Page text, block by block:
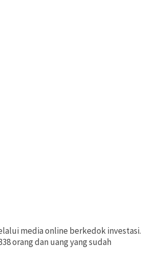
media online berkedok investasi.
orang dan uang yang sudah